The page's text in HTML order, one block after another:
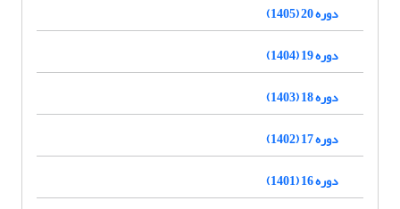
دوره 20 (1405)
دوره 19 (1404)
دوره 18 (1403)
دوره 17 (1402)
دوره 16 (1401)